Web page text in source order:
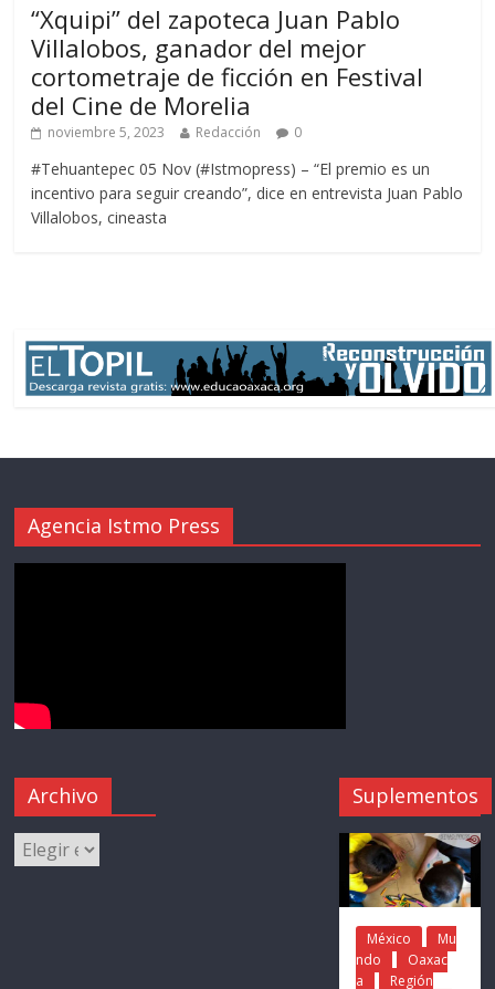
“Xquipi” del zapoteca Juan Pablo
Villalobos, ganador del mejor
cortometraje de ficción en Festival
del Cine de Morelia
noviembre 5, 2023 Redacción 0
#Tehuantepec 05 Nov (#Istmopress) – “El premio es un
incentivo para seguir creando”, dice en entrevista Juan Pablo
Villalobos, cineasta
Agencia Istmo Press
Archivo Suplementos
México
Mu
ndo
Oaxac
a
Región